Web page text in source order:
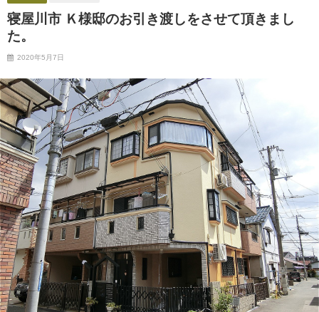
寝屋川市 Ｋ様邸のお引き渡しをさせて頂きまし
た。
2020年5月7日